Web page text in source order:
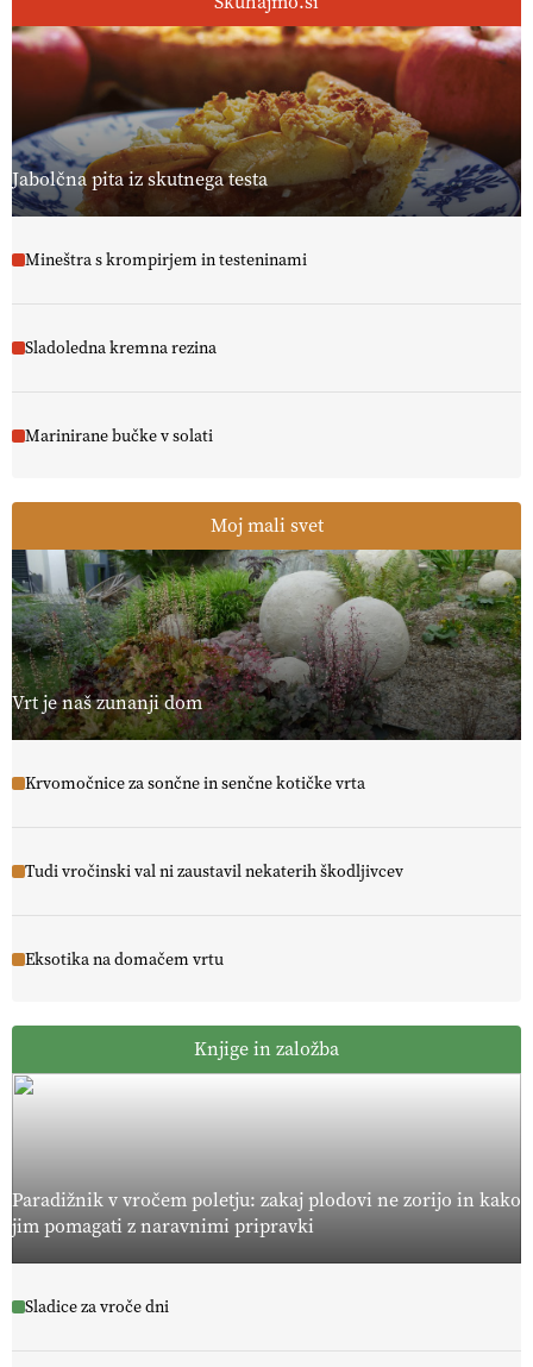
Jabolčna pita iz skutnega testa
Mineštra s krompirjem in testeninami
Sladoledna kremna rezina
Marinirane bučke v solati
Moj mali svet
Vrt je naš zunanji dom
Krvomočnice za sončne in senčne kotičke vrta
Tudi vročinski val ni zaustavil nekaterih škodljivcev
Eksotika na domačem vrtu
Knjige in založba
Paradižnik v vročem poletju: zakaj plodovi ne zorijo in kako
jim pomagati z naravnimi pripravki
Sladice za vroče dni